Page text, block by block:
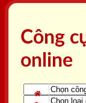
Công
online